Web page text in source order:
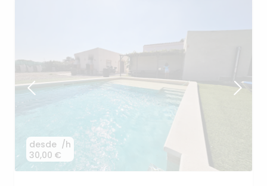
desde
30,00 €
/h